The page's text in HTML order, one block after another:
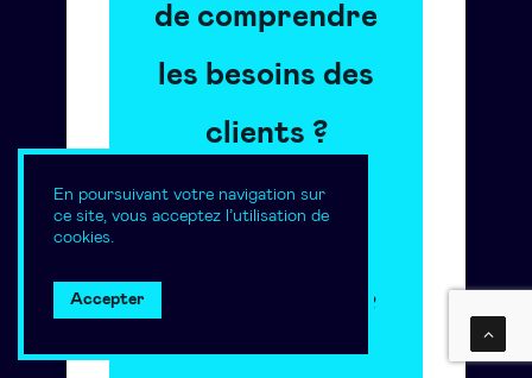
de comprendre
les besoins des
clients ?
Vous aimez
industrialiser ?
En poursuivant votre navigation sur
ce site, vous acceptez l’utilisation de
cookies.
Accepter